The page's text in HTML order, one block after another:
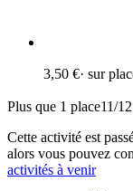
3,50 €· sur
Plus que 1 place11/12
Cette activité est
alors vous pouvez
activités à venir